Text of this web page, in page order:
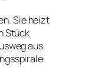
Sie heizt
Stück
aus